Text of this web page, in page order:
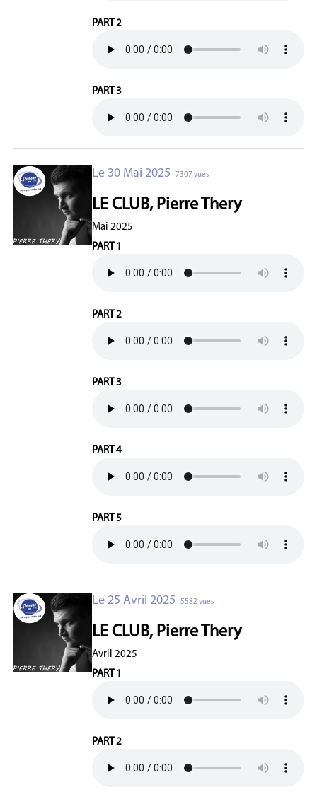
PART 2
PART 3
Le 30 Mai 2025 - 7307 vues
LE CLUB, Pierre Thery
Mai 2025
PART 1
PART 2
PART 3
PART 4
PART 5
Le 25 Avril 2025 - 5582 vues
LE CLUB, Pierre Thery
Avril 2025
PART 1
PART 2